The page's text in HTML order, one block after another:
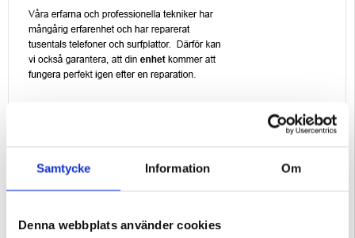
Samtycke Information Om
Denna webbplats använder cookies